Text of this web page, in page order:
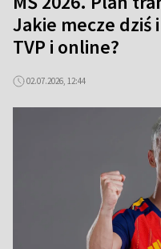
Jakie mecze dziś
TVP i online?
02.07.2026, 12:44